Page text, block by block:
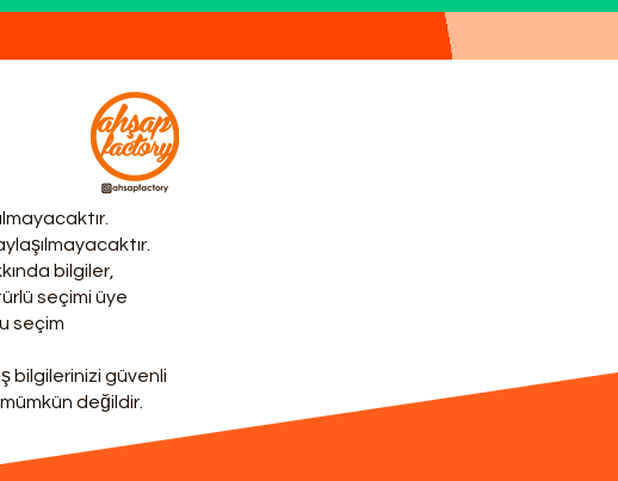
bilgiler,
seçimi üye
seçim
bilgilerinizi güvenli
değildir.